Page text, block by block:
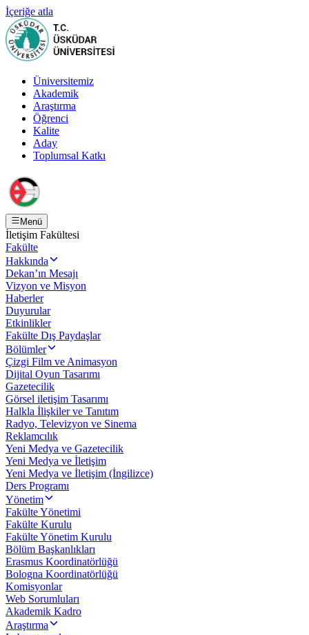
İçeriğe atla
Üniversitemiz
Akademik
Araştırma
Öğrenci
Kalite
Aday
Toplumsal Katkı
Menü
İletişim Fakültesi
Fakülte
Hakkında
Dekan’ın Mesajı
Vizyon ve Misyon
Haberler
Duyurular
Etkinlikler
Fakülte Dış Paydaşlar
Bölümler
Çizgi Film ve Animasyon
Dijital Oyun Tasarımı
Gazetecilik
Görsel iletişim Tasarımı
Halkla İlişkiler ve Tanıtım
Radyo, Televizyon ve Sinema
Reklamcılık
Yeni Medya ve Gazetecilik
Yeni Medya ve İletişim
Yeni Medya ve İletişim (İngilizce)
Ders Programı
Yönetim
Fakülte Yönetimi
Fakülte Kurulu
Fakülte Yönetim Kurulu
Bölüm Başkanlıkları
Erasmus Koordinatörlüğü
Bologna Koordinatörlüğü
Komisyonlar
Web Sorumluları
Akademik Kadro
Araştırma